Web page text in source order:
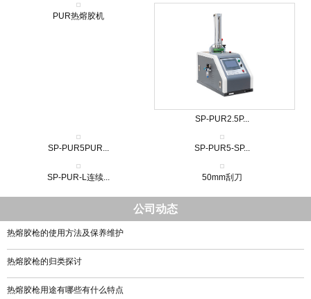
PUR热熔胶机
SP-PUR2.5P...
SP-PUR5PUR... SP-PUR5-SP...
SP-PUR-L连续... 50mm刮刀
公司动态
热熔胶枪的使用方法及保养维护
热熔胶枪的归类探讨
热熔胶枪用途有哪些有什么特点